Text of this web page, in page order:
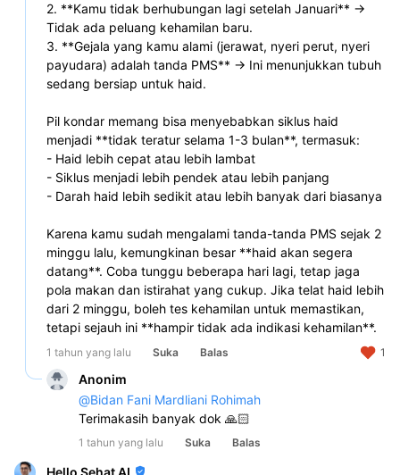
2. **Kamu tidak berhubungan lagi setelah Januari** →
Tidak ada peluang kehamilan baru.
3. **Gejala yang kamu alami (jerawat, nyeri perut, nyeri
payudara) adalah tanda PMS** → Ini menunjukkan tubuh
sedang bersiap untuk haid.
Pil kondar memang bisa menyebabkan siklus haid
menjadi **tidak teratur selama 1-3 bulan**, termasuk:
- Haid lebih cepat atau lebih lambat
- Siklus menjadi lebih pendek atau lebih panjang
Karena kamu sudah mengalami tanda-tanda PMS sejak 2
minggu lalu, kemungkinan besar **haid akan segera
datang**. Coba tunggu beberapa hari lagi, tetap jaga
pola makan dan istirahat yang cukup. Jika telat haid lebih
dari 2 minggu, boleh tes kehamilan untuk memastikan,
tetapi sejauh ini **hampir tidak ada indikasi kehamilan**.
1 tahun yang lalu Suka Balas 1
Anonim
@Bidan Fani Mardliani Rohimah
Terimakasih banyak dok 🙏🏻
1 tahun yang lalu Suka Balas